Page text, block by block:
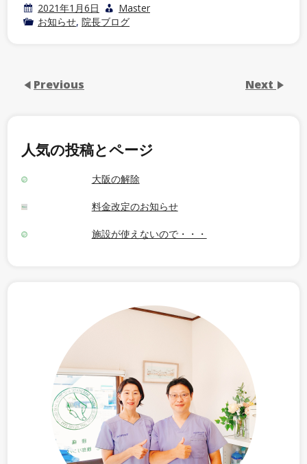
2021年1月6日
Master
お知らせ, 院長ブログ
Previous Next
人気の投稿とページ
大阪の解除
料金改定のお知らせ
施設が使えないので・・・